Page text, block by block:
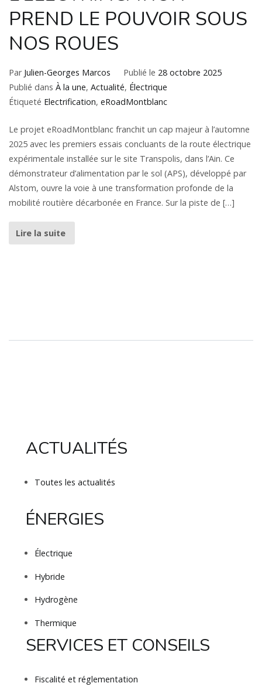
PREND LE POUVOIR SOUS
NOS ROUES
Par Julien-Georges Marcos Publié le 28 octobre 2025
Publié dans À la une, Actualité, Électrique
Étiqueté Electrification, eRoadMontblanc
Le projet eRoadMontblanc franchit un cap majeur à l’automne
2025 avec les premiers essais concluants de la route électrique
expérimentale installée sur le site Transpolis, dans l’Ain. Ce
démonstrateur d’alimentation par le sol (APS), développé par
Alstom, ouvre la voie à une transformation profonde de la
mobilité routière décarbonée en France. Sur la piste de […]
Lire la suite
ACTUALITÉS
Toutes les actualités
ÉNERGIES
Électrique
Hybride
Hydrogène
Thermique
SERVICES ET CONSEILS
Fiscalité et réglementation